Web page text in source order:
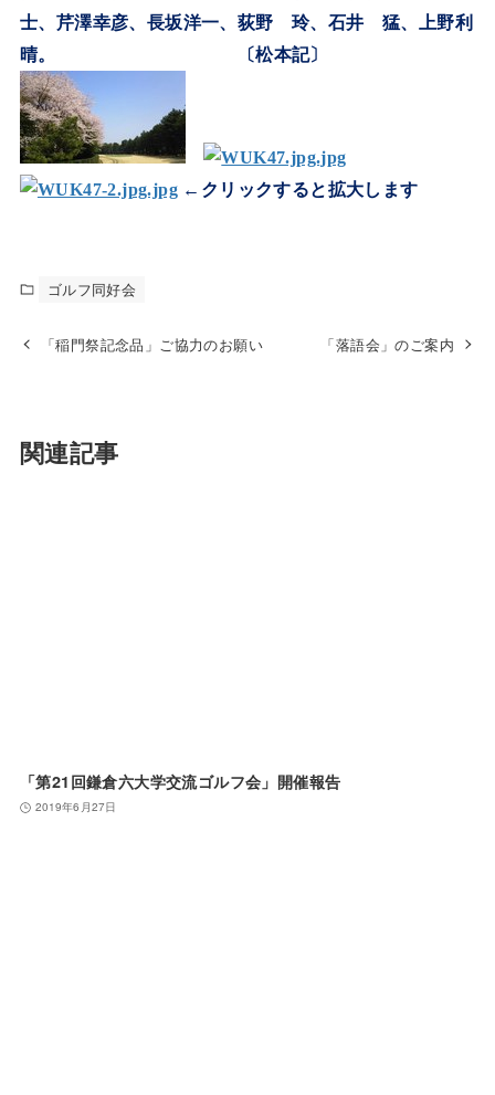
士、芹澤幸彦、長坂洋一、荻野 玲、石井 猛、上野利
晴。 〔松本記〕
←クリックすると拡大します
ゴルフ同好会
「稲門祭記念品」ご協力のお願い 「落語会」のご案内
関連記事
「第21回鎌倉六大学交流ゴルフ会」開催報告
2019年6月27日